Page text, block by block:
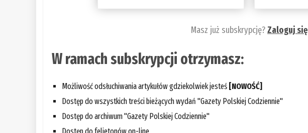
Masz już subskrypcję?Zaloguj się
W ramach subskrypcji otrzymasz:
Możliwość odsłuchiwania artykułów gdziekolwiek jesteś [NOWOŚĆ]
Dostęp do wszystkich treści bieżących wydań "Gazety Polskiej Codziennie"
Dostęp do archiwum "Gazety Polskiej Codziennie"